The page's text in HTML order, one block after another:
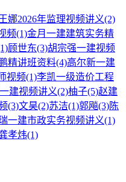
王娜2026年监理视频讲义(2)
频(1)金月一建建筑实务精
顾世东(3)胡宗强一建视频
精讲班资料(4)高尔新一建
视频(1)李凯一级造价工程
建视频讲义(2)柚子(5)赵建
(3)文昊(2)苏洁(1)郭飚(3)陈
一建市政实务视频讲义(1)
孝炜(1)